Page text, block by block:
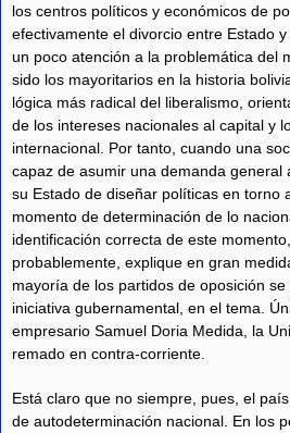
los centros políticos y económicos de
efectivamente el divorcio entre Estado
un poco atención a la problemática del
sido los mayoritarios en la historia
lógica más radical del liberalismo,
de los intereses nacionales al capital y
internacional. Por tanto, cuando una
capaz de asumir una demanda general
su Estado de diseñar políticas en torno
momento de determinación de lo
identificación correcta de este
probablemente, explique en gran
mayoría de los partidos de oposición
iniciativa gubernamental, en el tema.
empresario Samuel Doria Medida, la
remado en contra-corriente.
Está claro que no siempre, pues, el
de autodeterminación nacional. En los